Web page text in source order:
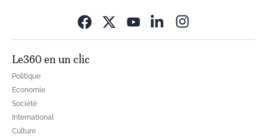
Le360 en un clic
Politique
Economie
Société
International
Culture